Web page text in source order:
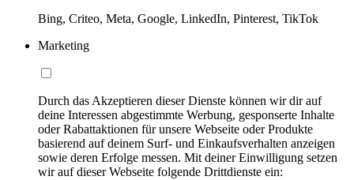
Bing, Criteo, Meta, Google, LinkedIn, Pinterest, TikTok
Marketing
Durch das Akzeptieren dieser Dienste können wir dir auf
deine Interessen abgestimmte Werbung, gesponserte Inhalte
oder Rabattaktionen für unsere Webseite oder Produkte
basierend auf deinem Surf- und Einkaufsverhalten anzeigen
sowie deren Erfolge messen. Mit deiner Einwilligung setzen
wir auf dieser Webseite folgende Drittdienste ein: